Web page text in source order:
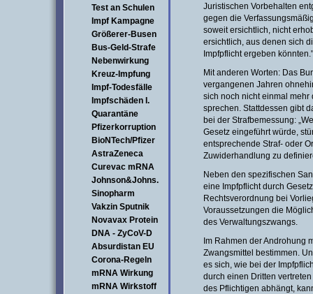
Test an Schulen
Impf Kampagne
Größerer-Busen
Bus-Geld-Strafe
Nebenwirkung
Kreuz-Impfung
Impf-Todesfälle
Impfschäden I.
Quarantäne
Pfizerkorruption
BioNTech/Pfizer
AstraZeneca
Curevac mRNA
Johnson&Johns.
Sinopharm
Vakzin Sputnik
Novavax Protein
DNA - ZyCoV-D
Absurdistan EU
Corona-Regeln
mRNA Wirkung
mRNA Wirkstoff
Juristischen Vorbehalten
gegen die
soweit ersichtlich, nicht
ersichtlich, aus denen sich
Impfpflicht ergeben könnten."
Mit anderen Worten: Das
vergangenen Jahren
sich noch nicht einmal mehr
sprechen. Stattdessen gibt
bei der Strafbemessung:
Gesetz eingeführt würde,
entsprechende Straf- oder
Zuwiderhandlung zu
Neben den spezifischen
eine Impfpflicht durch
Rechtsverordnung bei
Voraussetzungen die
des Verwaltungszwangs.
Im Rahmen der Androhung
Zwangsmittel bestimmen.
es sich, wie bei der
durch einen Dritten
des Pflichtigen abhängt,